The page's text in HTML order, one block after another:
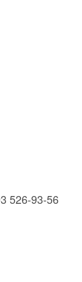
526-93-56